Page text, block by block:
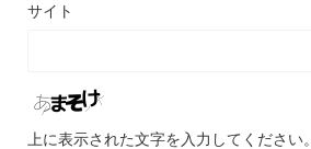
サイト
上に表示された文字を入力してください。